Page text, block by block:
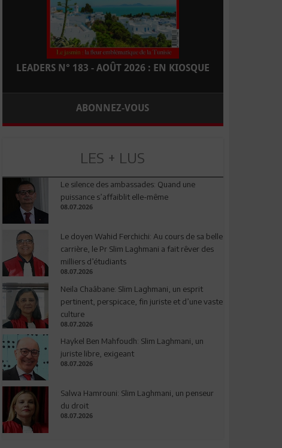
LEADERS N° 183 - AOÛT 2026 : EN KIOSQUE
ABONNEZ-VOUS
LES + LUS
Le silence des ambassades: Quand une
puissance s’affaiblit elle-même
08.07.2026
Le doyen Wahid Ferchichi: Au cours de sa belle
carrière, le Pr Slim Laghmani a fait rêver des
milliers d’étudiants
08.07.2026
Neila Chaâbane: Slim Laghmani, un esprit
pertinent, perspicace, fin juriste et d’une vaste
culture
08.07.2026
Haykel Ben Mahfoudh: Slim Laghmani, un
juriste libre, exigeant
08.07.2026
Salwa Hamrouni: Slim Laghmani, un penseur
du droit
08.07.2026